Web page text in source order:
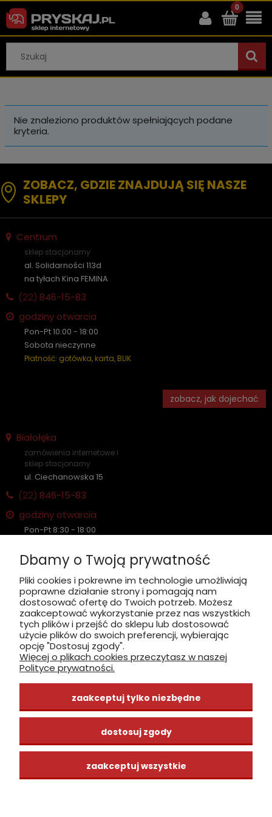
Nie znaleziono produktów spełniających podane
kryteria.
ZOBACZ, GDZIE ZNAJDUJĄ SIĘ NASZE
SKLEPY
Centrum
sklep stacjonarny
al. Solidarności 113d
na tyłach Kina FEMINA
(22) 846-15-83
godziny otwarcia
Pon-Pt 10:00 - 18:00
Sobota nieczynne
Płatność: gotówka, karta, BLIK
zobacz, jak dojechać
Białołęka
zamówienia internetowe i
sklep stacjonarny
ul. Ciechanowska 15
(22) 846-15-83
godziny otwarcia
Pon-Pt 8:30 - 18:00
Płatność: gotówka, karta, BLIK
zobacz, jak dojechać
INFORMACJE
ZAKUPY
CENTRUM WIEDZY
Dbamy o Twoją prywatność
Pliki cookies i pokrewne im technologie umożliwiają
poprawne działanie strony i pomagają nam
dostosować ofertę do Twoich potrzeb. Możesz
zaakceptować wykorzystanie przez nas wszystkich
tych plików i przejść do sklepu lub dostosować
użycie plików do swoich preferencji, wybierając
opcję "Dostosuj zgody".
Więcej o plikach cookies przeczytasz w naszej
Polityce prywatności.
zaakceptuj tylko niezbędne
dostosuj zgody
zaakceptuj wszystkie